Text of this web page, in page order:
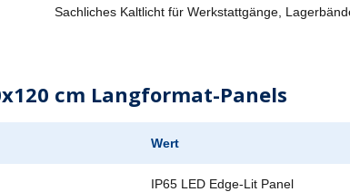
Sachliches Kaltlicht für Werkstattgänge,
cm Langformat-Panels
Wert
IP65 LED Edge-Lit Panel